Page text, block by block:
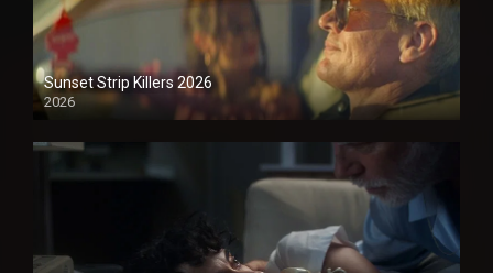
Sunset Strip Killers 2026
2026
1080P